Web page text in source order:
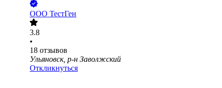
ООО ТестГен
3.8
•
18 отзывов
Ульяновск, р-н Заволжский
Откликнуться